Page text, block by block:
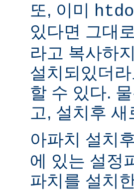
또, 이미
있다면 그대
라고 복사하
설치되있더
할 수 있다.
고, 설치후
아파치 설치
에 있는 설정
파치를 설치